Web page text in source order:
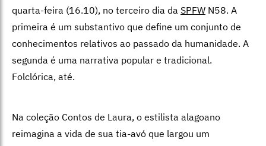
quarta-feira (16.10), no terceiro dia da SPFW N58. A
primeira é um substantivo que define um conjunto de
conhecimentos relativos ao passado da humanidade. A
segunda é uma narrativa popular e tradicional.
Folclórica, até.
Na coleção Contos de Laura, o estilista alagoano
reimagina a vida de sua tia-avó que largou um